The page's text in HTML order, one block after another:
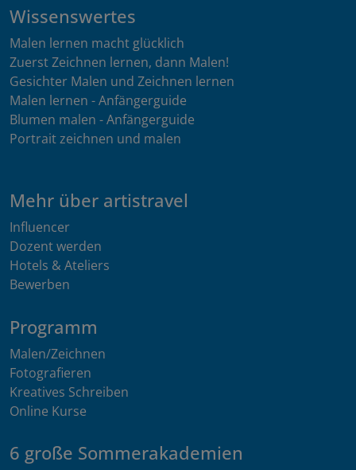
Wissenswertes
Malen lernen macht glücklich
Zuerst Zeichnen lernen, dann Malen!
Gesichter Malen und Zeichnen lernen
Malen lernen - Anfängerguide
Blumen malen - Anfängerguide
Portrait zeichnen und malen
Mehr über artistravel
Influencer
Dozent werden
Hotels & Ateliers
Bewerben
Programm
Malen/Zeichnen
Fotografieren
Kreatives Schreiben
Online Kurse
6 große Sommerakademien